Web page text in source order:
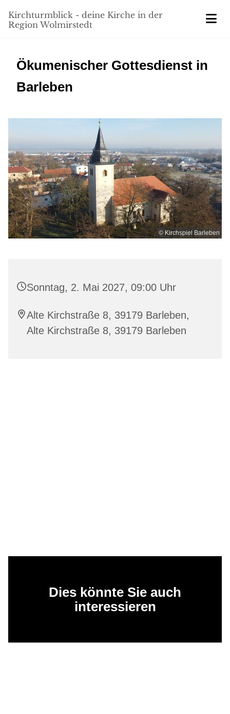
Kirchturmblick - deine Kirche in der
Region Wolmirstedt
Ökumenischer Gottesdienst in
Barleben
© Kirchspiel Barleben
Sonntag, 2. Mai 2027, 09:00 Uhr
Alte Kirchstraße 8, 39179 Barleben,
Alte Kirchstraße 8, 39179 Barleben
Dies könnte Sie auch
interessieren